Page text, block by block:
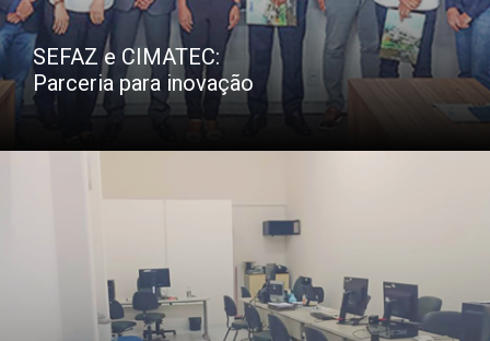
SEFAZ e CIMATEC:
Parceria para inovação